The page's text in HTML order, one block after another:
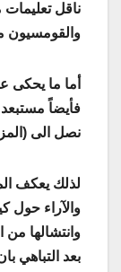
ناقل تعليمات
والقومسيون
أما ما يحكى
فأيضاً مستبعد
نصل الى
لذلك يعكف
والآراء حول
وانتشالها من
بعد التباهي